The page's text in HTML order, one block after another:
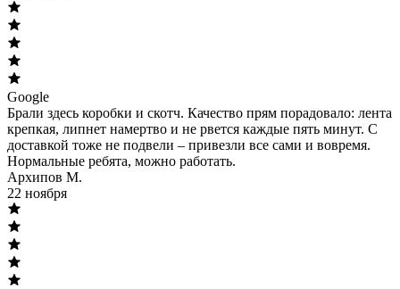
Google
Брали здесь коробки и скотч. Качество прям порадовало: лента
крепкая, липнет намертво и не рвется каждые пять минут. С
доставкой тоже не подвели – привезли все сами и вовремя.
Нормальные ребята, можно работать.
Архипов М.
22 ноября